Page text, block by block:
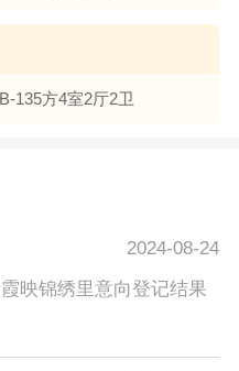
B-135方4室2厅2卫
2024-08-24
映锦绣里意向登记结果